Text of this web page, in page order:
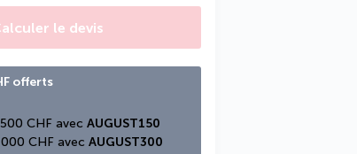
le devis
offerts
CHF avec AUGUST150
CHF avec AUGUST300